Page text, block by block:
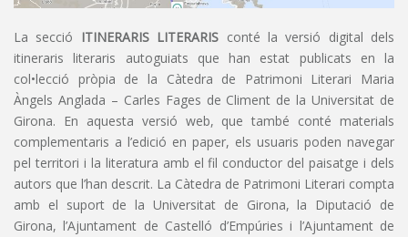
La secció ITINERARIS LITERARIS conté la versió digital dels
itineraris literaris autoguiats que han estat publicats en la
col•lecció pròpia de la Càtedra de Patrimoni Literari Maria
Àngels Anglada – Carles Fages de Climent de la Universitat de
Girona. En aquesta versió web, que també conté materials
complementaris a l’edició en paper, els usuaris poden navegar
pel territori i la literatura amb el fil conductor del paisatge i dels
autors que l’han descrit. La Càtedra de Patrimoni Literari compta
amb el suport de la Universitat de Girona, la Diputació de
Girona, l’Ajuntament de Castelló d’Empúries i l’Ajuntament de